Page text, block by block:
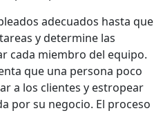
adecuados hasta que
y determine las
cada miembro del equipo.
que una persona poco
a los clientes y estropear
por su negocio. El proceso